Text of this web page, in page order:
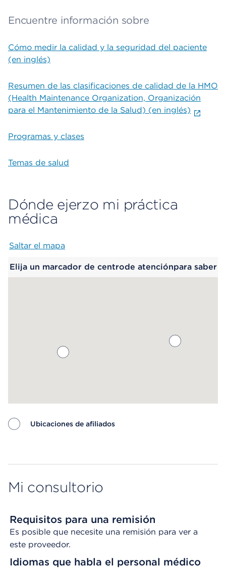
Encuentre información sobre
Cómo medir la calidad y la seguridad del paciente
(en inglés)
Resumen de las clasificaciones de calidad de la HMO
(Health Maintenance Organization, Organización
para el Mantenimiento de la Salud) (en inglés)
Programas y clases
Temas de salud
Dónde ejerzo mi práctica
médica
Saltar el mapa
Elija un marcador de centrode atenciónpara saber
Ubicaciones de afiliados
Mi consultorio
Requisitos para una remisión
Es posible que necesite una remisión para ver a
este proveedor.
Idiomas que habla el personal médico